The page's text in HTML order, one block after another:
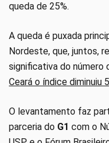
queda de 25%.
A queda é puxada
Nordeste, que, juntos,
significativa do número
Ceará o índice diminuiu
O levantamento faz
parceria do G1 com o